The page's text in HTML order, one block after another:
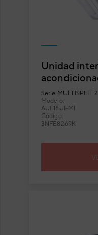
Unidad
cassette
MI
Serie MULTISPLIT
Modelo:
AUF18UI-MI
Código:
3NFE8269K